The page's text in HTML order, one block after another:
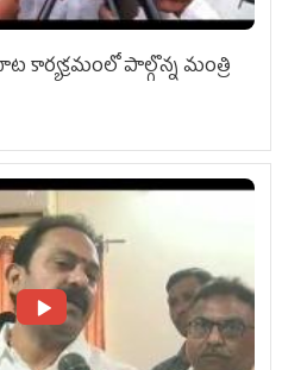
కార్యక్రమంలో పాల్గొన్న మంత్రి